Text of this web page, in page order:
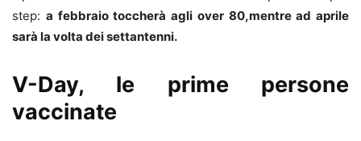
step: a febbraio toccherà agli over 80,mentre ad aprile
sarà la volta dei settantenni.
V-Day, le prime persone
vaccinate